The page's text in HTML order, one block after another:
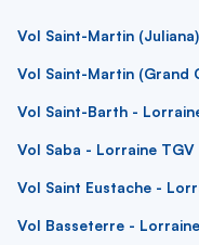
Vol Saint-Martin
Vol Saint-Martin (Grand
Vol Saint-Barth -
Vol Saba - Lorraine TGV
Vol Saint Eustache -
Vol Basseterre -